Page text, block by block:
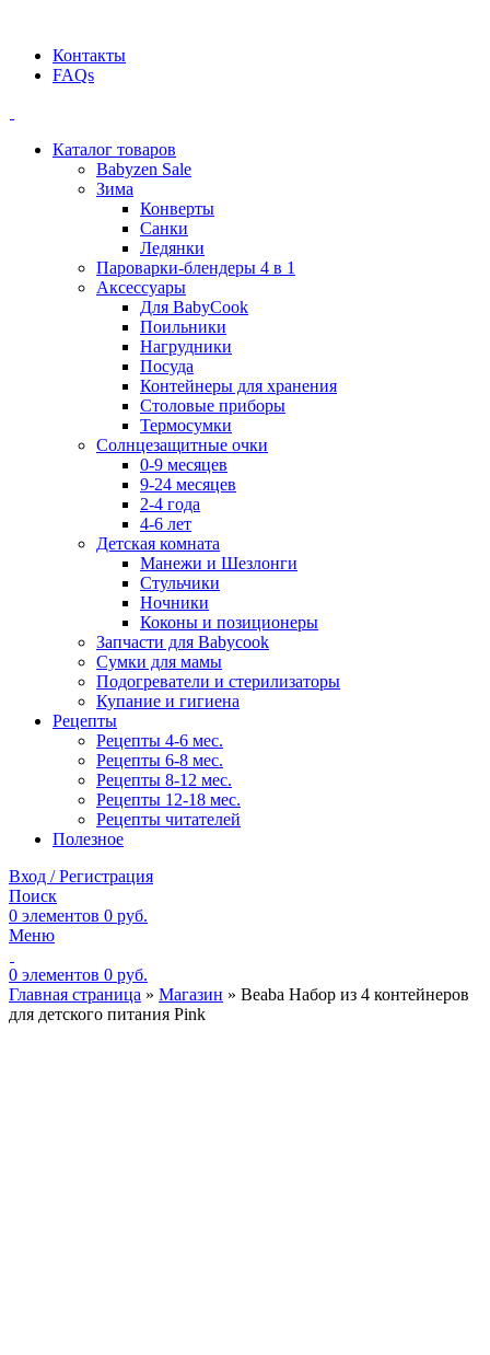
Контакты
FAQs
Каталог товаров
Babyzen Sale
Зима
Конверты
Санки
Ледянки
Пароварки-блендеры 4 в 1
Аксессуары
Для BabyCook
Поильники
Нагрудники
Посуда
Контейнеры для хранения
Столовые приборы
Термосумки
Солнцезащитные очки
0-9 месяцев
9-24 месяцев
2-4 года
4-6 лет
Детская комната
Манежи и Шезлонги
Стульчики
Ночники
Коконы и позиционеры
Запчасти для Babycook
Сумки для мамы
Подогреватели и стерилизаторы
Купание и гигиена
Рецепты
Рецепты 4-6 мес.
Рецепты 6-8 мес.
Рецепты 8-12 мес.
Рецепты 12-18 мес.
Рецепты читателей
Полезное
Вход / Регистрация
Поиск
0 элементов 0 руб.
Меню
0 элементов 0 руб.
Главная страница » Магазин » Beaba Набор из 4 контейнеров
для детского питания Pink